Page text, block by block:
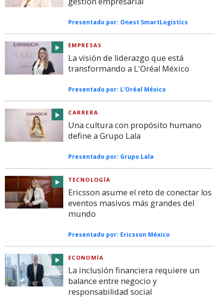
Presentado por: Onest SmartLogistics
EMPRESAS
La visión de liderazgo que está
transformando a L'Oréal México
Presentado por: L'Oréal México
CARRERA
Una cultura con propósito humano
define a Grupo Lala
Presentado por: Grupo Lala
TECNOLOGÍA
Ericsson asume el reto de conectar los
eventos masivos más grandes del
mundo
Presentado por: Ericsson México
ECONOMÍA
La inclusión financiera requiere un
balance entre negocio y
responsabilidad social